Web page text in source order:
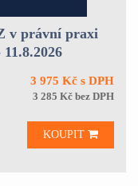
v právní praxi
3 975 Kč s DPH
3 285 Kč bez DPH
KOUPIT